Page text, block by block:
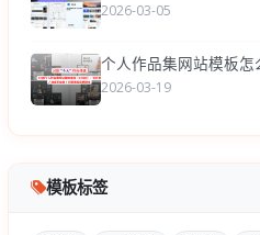
2026-03-05
个人作品集网站模板怎
2026-03-19
模板标签